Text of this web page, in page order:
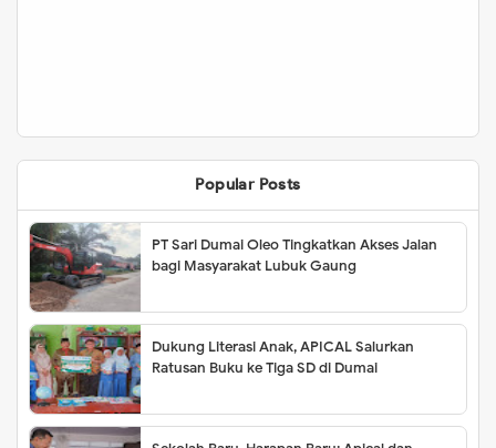
Popular Posts
PT Sari Dumai Oleo Tingkatkan Akses Jalan
bagi Masyarakat Lubuk Gaung
Dukung Literasi Anak, APICAL Salurkan
Ratusan Buku ke Tiga SD di Dumai